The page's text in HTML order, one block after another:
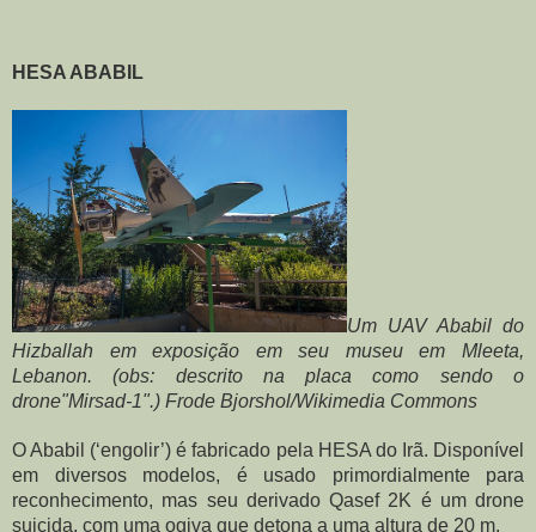
HESA ABABIL
Um UAV Ababil do
Hizballah em exposição em seu museu em Mleeta,
Lebanon. (obs: descrito na placa como sendo o
drone"Mirsad-1".) Frode Bjorshol/Wikimedia Commons
O Ababil (‘engolir’) é fabricado pela HESA do Irã. Disponível
em diversos modelos, é usado primordialmente para
reconhecimento, mas seu derivado Qasef 2K é um drone
suicida, com uma ogiva que detona a uma altura de 20 m.